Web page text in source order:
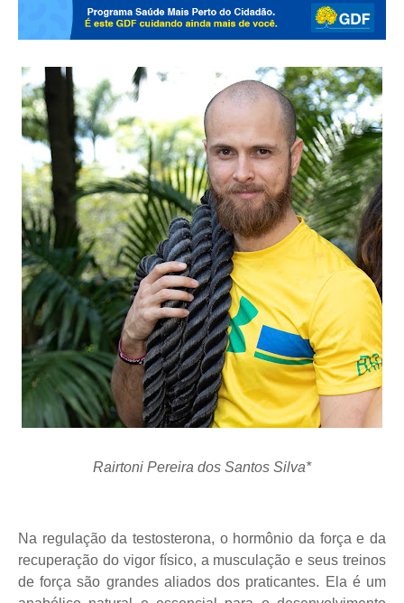
Rairtoni Pereira dos Santos Silva*
Na regulação da testosterona, o hormônio da força e da
recuperação do vigor físico, a musculação e seus treinos
de força são grandes aliados dos praticantes. Ela é um